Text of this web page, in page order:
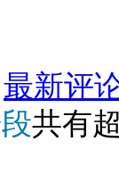
最新评
共有